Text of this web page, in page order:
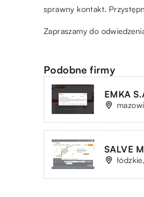
sprawny kontakt.
Zapraszamy do
Podobne firmy
EMKA
SALVE